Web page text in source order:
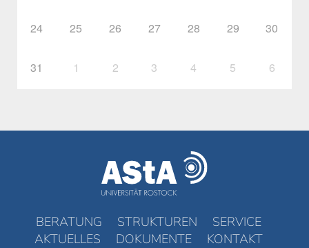
24 25 26 27 28 29 30
31 1 2 3 4 5 6
BERATUNG STRUKTUREN
SERVICE
AKTUELLES
DOKUMENTE KONTAKT